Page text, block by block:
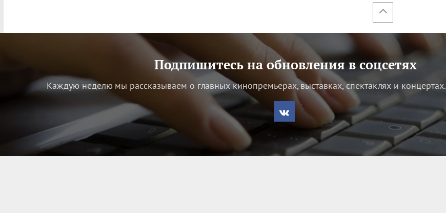
Подпишитесь на обновления в соцсетях
Каждую неделю мы рассказываем о главных кинопремьерах, выставках, спектаклях и концертах.